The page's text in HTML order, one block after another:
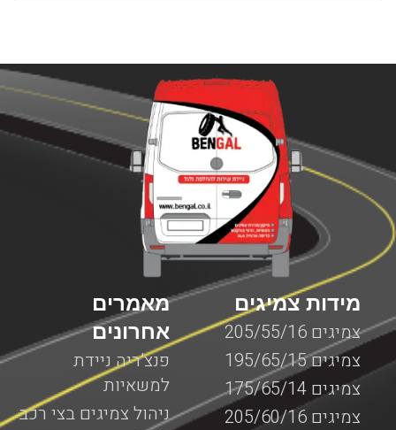
במנופים עלולות להתרחש בכל זמן, בשעות שבהן ניתן להגיע
למקום שבו אפשר לקבל שירותי תיקון למנופים או באמצע
הדרך בשעות שבהן אין שירותי דרך למנופים. לכן, חשוב
לדעת שחברת BenGal מציעה שירותי דרך למנופים בכל מקום
שבו אתם תקועים עם המנוף. לא משנה אם מדובר על צפון
הארץ, מרכזה, דרום או ירושלים, יצירת קשר עם חברת בן גל
יאפשר לכם לקבל את השירות המבוקש לכם כמה שיותר מהר,
עד המקום שבו אתם נמצאים עם המנוף כאשר כל השירותים
מוצעים על ידי צוות מקצועי ומנוסה המומחה בשירותי דרך
המותאמים למנופים.
מאמרים
אחרונים
פנצ’ריה ניידת
למשאיות
ניהול צמיגים בצי רכב
מידות צמיגים
צמיגים 205/55/16
צמיגים 195/65/15
צמיגים 175/65/14
צמיגים 205/60/16